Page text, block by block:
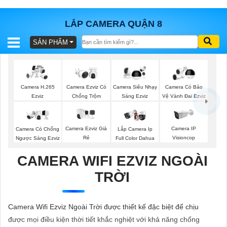
LẮP CAMERA QUẬN 8
BÁO
TRỌN
GÓI
SẢN
PHẨM
LẮP
SẢN PHẨM
Camera H.265
Ezviz
Camera Ezviz Có
Chống Trộm
Camera Siêu Nhạy
Sáng Ezviz
Camera Có Bảo
Vệ Vành Đai Ezviz
Camera Có Chống
Ngược Sáng Ezviz
Camera Ezviz Giá
Rẻ
Lắp Camera Ip
Full Color Dahua
Camera IP
Visioncop
CAMERA WIFI EZVIZ NGOÀI
TRỜI
Camera Wifi Ezviz Ngoài Trời được thiết kế đặc biệt để chịu
được mọi điều kiện thời tiết khắc nghiệt với khả năng chống